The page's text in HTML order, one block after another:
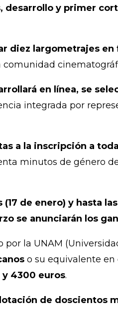
desarrollo y primer
diez largometrajes en
en línea, se
integrada por
a la inscripción a
minutos de género
de enero) y hasta
se anunciarán los
por la UNAM
o su equivalente
y 4300 euros.
de doscientos